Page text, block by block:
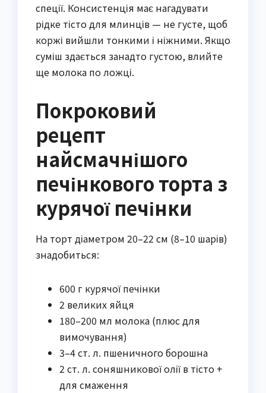
спеції. Консистенція має нагадувати
рідке тісто для млинців — не густе, щоб
коржі вийшли тонкими і ніжними. Якщо
суміш здається занадто густою, влийте
ще молока по ложці.
Покроковий
рецепт
найсмачнішого
печінкового торта з
курячої печінки
На торт діаметром 20–22 см (8–10 шарів)
знадобиться:
600 г курячої печінки
2 великих яйця
180–200 мл молока (плюс для
вимочування)
3–4 ст. л. пшеничного борошна
2 ст. л. соняшникової олії в тісто +
для смаження